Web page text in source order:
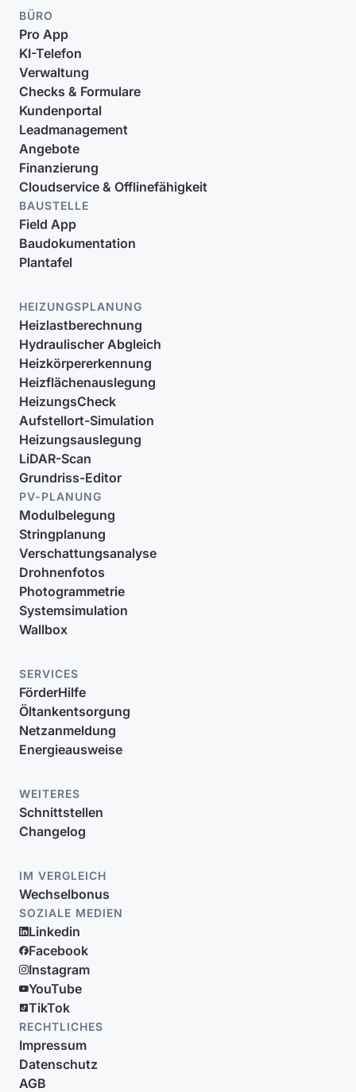
BÜRO
Pro App
KI-Telefon
Verwaltung
Checks & Formulare
Kundenportal
Leadmanagement
Angebote
Finanzierung
Cloudservice & Offlinefähigkeit
BAUSTELLE
Field App
Baudokumentation
Plantafel
HEIZUNGSPLANUNG
Heizlastberechnung
Hydraulischer Abgleich
Heizkörpererkennung
Heizflächenauslegung
HeizungsCheck
Aufstellort-Simulation
Heizungsauslegung
LiDAR-Scan
Grundriss-Editor
PV-PLANUNG
Modulbelegung
Stringplanung
Verschattungsanalyse
Drohnenfotos
Photogrammetrie
Systemsimulation
Wallbox
SERVICES
FörderHilfe
Öltankentsorgung
Netzanmeldung
Energieausweise
WEITERES
Schnittstellen
Changelog
IM VERGLEICH
Wechselbonus
SOZIALE MEDIEN
Linkedin
Facebook
Instagram
YouTube
TikTok
RECHTLICHES
Impressum
Datenschutz
AGB